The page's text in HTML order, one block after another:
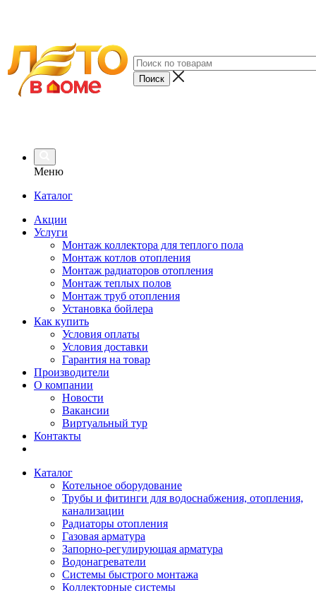
Меню
Каталог
Акции
Услуги
Монтаж коллектора для теплого пола
Монтаж котлов отопления
Монтаж радиаторов отопления
Монтаж теплых полов
Монтаж труб отопления
Установка бойлера
Как купить
Условия оплаты
Условия доставки
Гарантия на товар
Производители
О компании
Новости
Вакансии
Виртуальный тур
Контакты
Каталог
Котельное оборудование
Трубы и фитинги для водоснабжения, отопления,
канализации
Радиаторы отопления
Газовая арматура
Запорно-регулирующая арматура
Водонагреватели
Системы быстрого монтажа
Коллекторные системы